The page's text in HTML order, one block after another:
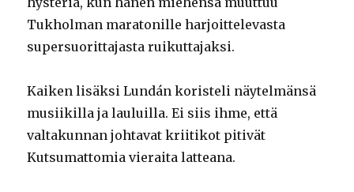
Tukholman maratonille harjoittelevasta
supersuorittajasta ruikuttajaksi.
Kaiken lisäksi Lundán koristeli näytelmänsä
musiikilla ja lauluilla. Ei siis ihme, että
valtakunnan johtavat kriitikot pitivät
Kutsumattomia vieraita latteana.